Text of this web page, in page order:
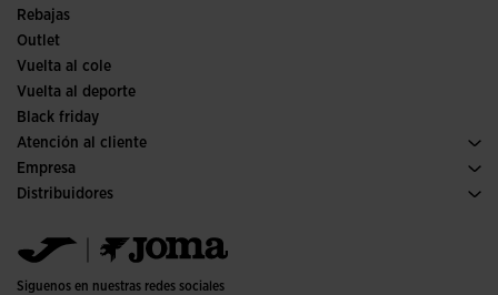
Rebajas
Outlet
Vuelta al cole
Vuelta al deporte
Black friday
Atención al cliente
Condiciones de compra
Transporte y entrega
Preguntas frecuentes
Empresa
Historia
Política de calidad y medio ambiente
Trabaja con nosotros
Proyectos subvencionados
Distribuidores
Jomanet
Área marketing
Contacto
Siguenos en nuestras redes sociales